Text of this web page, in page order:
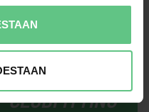
PLAN EEN
GRATIS
CLUBFITTING